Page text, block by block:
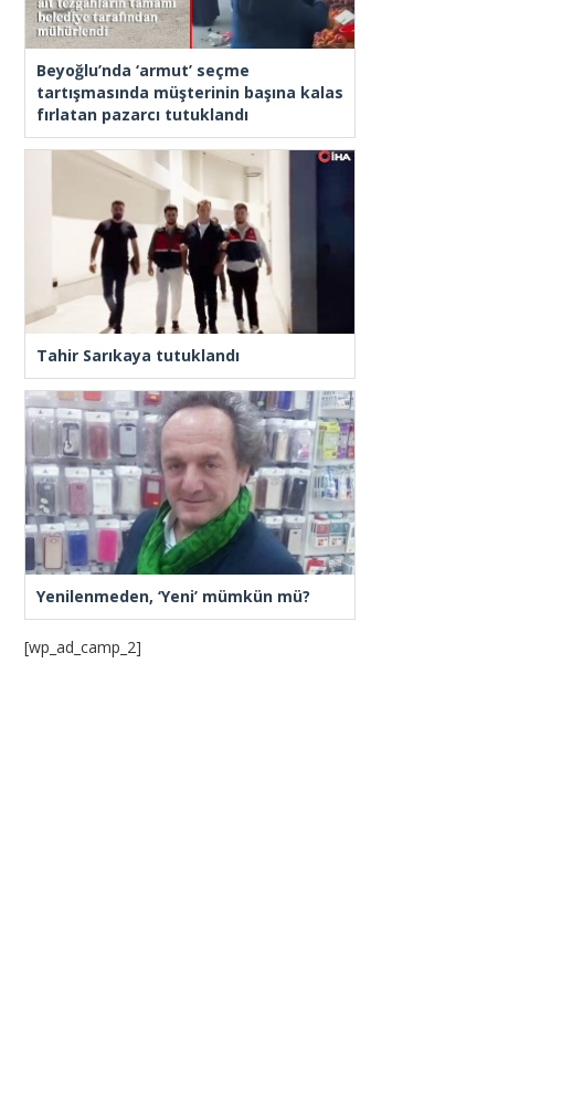
Beyoğlu’nda ‘armut’ seçme
tartışmasında müşterinin başına kalas
fırlatan pazarcı tutuklandı
Tahir Sarıkaya tutuklandı
Yenilenmeden, ‘Yeni’ mümkün mü?
[wp_ad_camp_2]